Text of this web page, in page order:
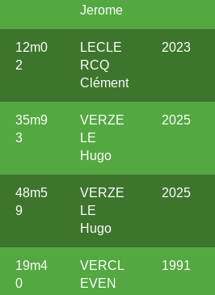
Jerome
12m0
2
LECLE
RCQ
Clément
2023
35m9
3
VERZE
LE
Hugo
2025
48m5
9
VERZE
LE
Hugo
2025
19m4
0
VERCL
EVEN
1991